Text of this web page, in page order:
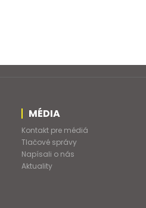
MÉDIA
Kontakt pre médiá
Tlačové správy
Napísali o nás
Aktuality